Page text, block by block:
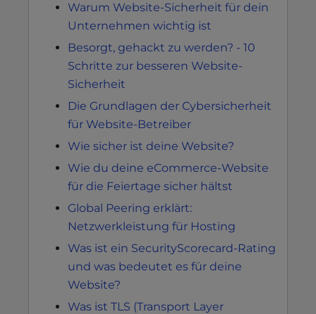
Warum Website-Sicherheit für dein
Unternehmen wichtig ist
Besorgt, gehackt zu werden? - 10
Schritte zur besseren Website-
Sicherheit
Die Grundlagen der Cybersicherheit
für Website-Betreiber
Wie sicher ist deine Website?
Wie du deine eCommerce-Website
für die Feiertage sicher hältst
Global Peering erklärt:
Netzwerkleistung für Hosting
Was ist ein SecurityScorecard-Rating
und was bedeutet es für deine
Website?
Was ist TLS (Transport Layer